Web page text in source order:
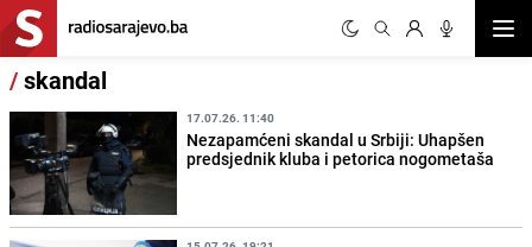
/skandal
17.07.26. 11:40
Nezapamćeni skandal u Srbiji: Uhapšen
predsjednik kluba i petorica nogometaša